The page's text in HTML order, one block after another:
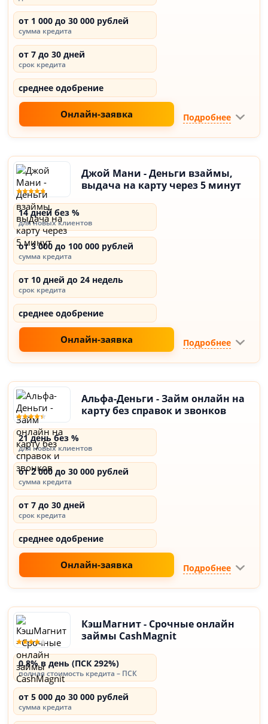
от 1 000 до 30 000 рублей
сумма кредита
от 7 до 30 дней
срок кредита
среднее одобрение
Онлайн-заявка Подробнее
Джой Мани - Деньги взаймы,
выдача на карту через 5 минут
14 дней без %
для новых клиентов
от 3 000 до 100 000 рублей
сумма кредита
от 10 дней до 24 недель
срок кредита
среднее одобрение
Онлайн-заявка Подробнее
Альфа-Деньги - Займ онлайн на
карту без справок и звонков
21 день без %
для новых клиентов
от 2 000 до 30 000 рублей
сумма кредита
от 7 до 30 дней
срок кредита
среднее одобрение
Онлайн-заявка Подробнее
КэшМагнит - Срочные онлайн
займы CashMagnit
0,8% в день (ПСК 292%)
полная стоимость кредита – ПСК
от 5 000 до 30 000 рублей
сумма кредита